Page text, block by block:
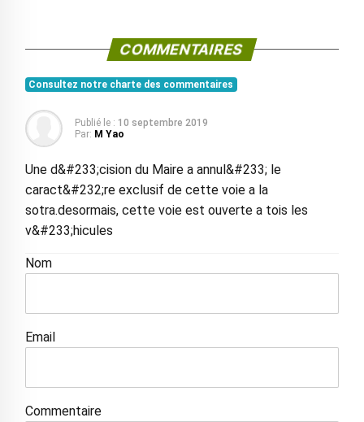
COMMENTAIRES
Consultez notre charte des commentaires
Publié le : 10 septembre 2019
Par: M Yao
Une d&#233;cision du Maire a annul&#233; le
caract&#232;re exclusif de cette voie a la
sotra.desormais, cette voie est ouverte a tois les
v&#233;hicules
Nom
Email
Commentaire